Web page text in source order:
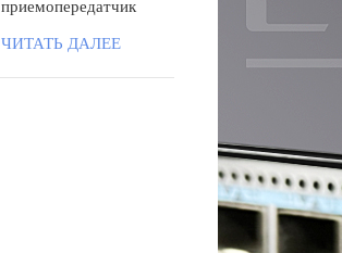
приемопередатчик
100G QSFP28 BIDI 40
ЧИТАТЬ ДАЛЕЕ